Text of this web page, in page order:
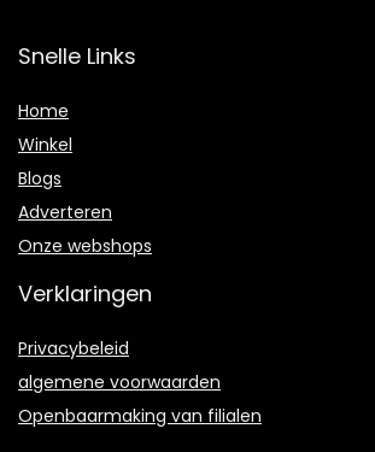
Snelle Links
Home
Winkel
Blogs
Adverteren
Onze webshops
Verklaringen
Privacybeleid
algemene voorwaarden
Openbaarmaking van filialen